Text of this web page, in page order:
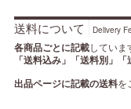
送料について Delivery
各商品ごとに記載していま
「送料込み」「送料別」「
出品ページに記載の送料を